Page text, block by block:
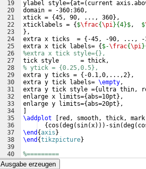
19
20
21
22
23
24
25
26
27
28
29
30
31
32
33
34
35
36
37
38
39
40
41
ylabel style={at=( current
domain = -360:360,
xtick = {45, 90, ..., 360} ,
xticklabels = { $\frac{\pi}{4}$, $
} ,
extra x ticks  = { -45, -90, ..., -
extra x tick labels= { $-\frac{\pi
%extra x tick style={},
tick style      = thick,
% ytick = {0.25,0.5},
extra y ticks = { -0.1,0,...,2} ,
extra y tick labels= \empty,
extra y tick style ={ ultra thin,
enlarge x limits={abs=10pt } ,
enlarge y limits={abs=20pt } ,
\addplot
red, smooth, thick, mark
{ cos (deg( sin(x))) -sin(deg(
\end {axis }
\end {tikzpicture}
%=========
\end{document
Ausgabe erzeugen